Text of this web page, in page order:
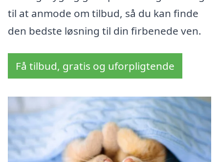
til at anmode om tilbud, så du kan finde
den bedste løsning til din firbenede ven.
Få tilbud, gratis og uforpligtende